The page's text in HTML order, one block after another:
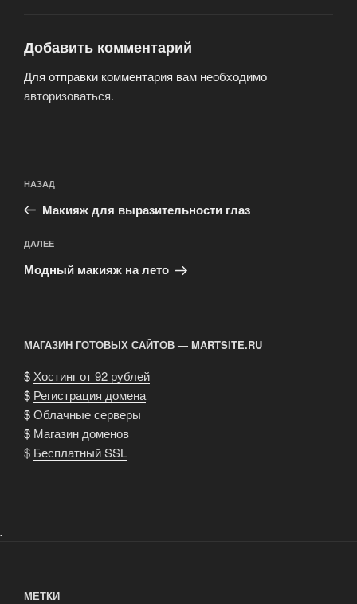
Добавить комментарий
Для отправки комментария вам необходимо
авторизоваться.
по
записям
Предыдущая
запись:
НАЗАД
Макияж для выразительности глаз
Следующая
запись
ДАЛЕЕ
Модный макияж на лето
МАГАЗИН ГОТОВЫХ САЙТОВ — MARTSITE.RU
$ Хостинг от 92 рублей
$ Регистрация домена
$Облачные серверы
$ Магазин доменов
$ Бесплатный SSL
.
МЕТКИ